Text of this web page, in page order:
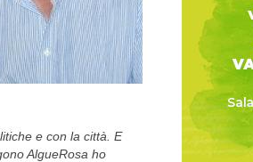
e con la città. E
AlgueRosa ho